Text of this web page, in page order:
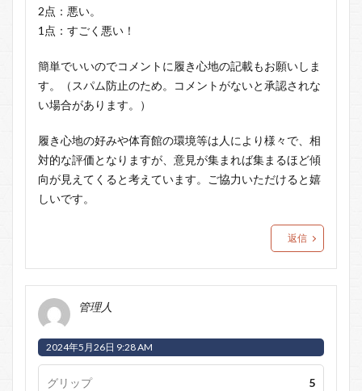
2点：悪い。
1点：すごく悪い！
簡単でいいのでコメントに履き心地の記載もお願いしま
す。（スパム防止のため。コメントがないと承認されな
い場合があります。）
履き心地の好みや体育館の環境等は人により様々で、相
対的な評価となりますが、意見が集まれば集まるほど傾
向が見えてくると考えています。ご協力いただけると嬉
しいです。
返信
管理人
2024年5月26日 9:28 AM
グリップ 5